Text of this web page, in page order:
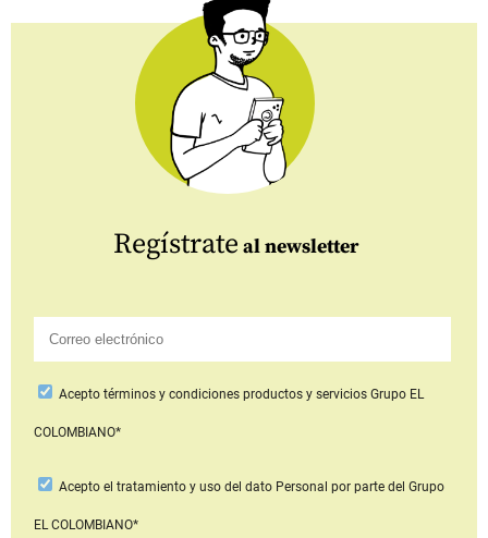
Regístrate al newsletter
Aceptotérminos y condiciones productos y serviciosGrupo EL
COLOMBIANO*
Acepto el tratamiento y uso del dato Personal por parte del Grupo
EL COLOMBIANO*